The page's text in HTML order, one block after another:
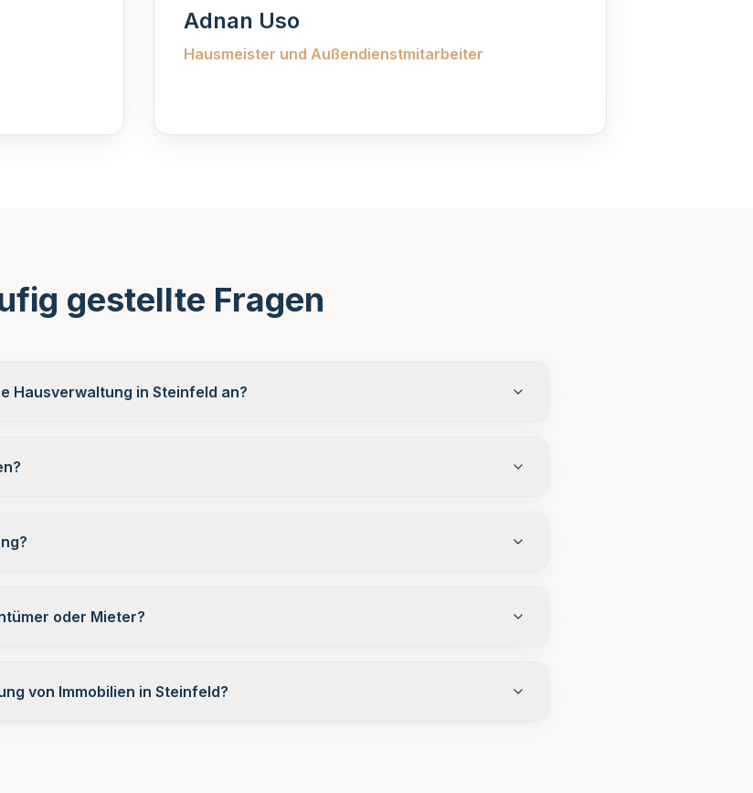
Adnan Uso
Hausmeister und Außendienstmitarbeiter
gestellte Fragen
Hausverwaltung in Steinfeld an?
oder Mieter?
von Immobilien in Steinfeld?